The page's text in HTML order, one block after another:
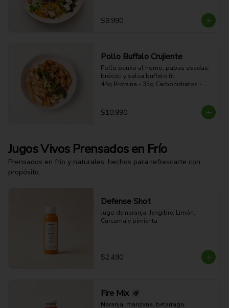
$9.990
Pollo Buffalo Crujiente
Pollo panko al horno, papas asadas,
brócoli y salsa buffalo fit.
44g Proteina - 35g Carbohidratos -
$10.990
Jugos Vivos Prensados en Frío
Prensados en frio y naturales, hechos para refrescarte con
propósito.
Defense Shot
Jugo de naranja, Jengibre, Limón,
Curcuma y pimienta
$2.490
Fire Mix
Naranja, manzana, betarraga,